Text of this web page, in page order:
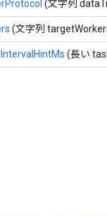
(文字列
(文字列
(長い